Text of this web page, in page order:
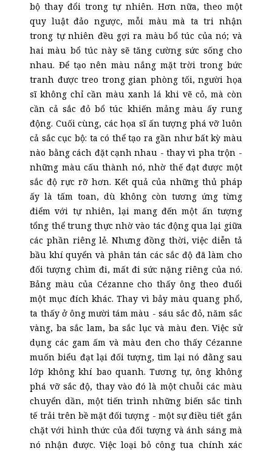
bộ thay đổi trong tự nhiên. Hơn nữa, theo một
quy luật đảo ngược, mỗi màu mà ta tri nhận
trong tự nhiên đều gợi ra màu bổ túc của nó; và
hai màu bổ túc này sẽ tăng cường sức sống cho
nhau. Để tạo nên màu nắng mặt trời trong bức
tranh được treo trong gian phòng tối, người họa
sĩ không chỉ cần màu xanh lá khi vẽ cỏ, mà còn
cần cả sắc đỏ bổ túc khiến mảng màu ấy rung
động. Cuối cùng, các họa sĩ ấn tượng phá vỡ luôn
cả sắccục bộ: ta có thể tạo ra gần như bất kỳ màu
nào bằng cách đặt cạnh nhau - thay vì pha trộn -
những màu cấu thành nó, nhờ thế đạt được một
sắc độ rực rỡ hơn. Kết quả của những thủ pháp
ấy là tấm toan, dù không còn tương ứng từng
điểm với tự nhiên, lại mang đến một ấn tượng
tổng thể trung thực nhờ vào tác động qua lại giữa
các phần riêng lẻ. Nhưng đồng thời, việc diễn tả
bầu khí quyển và phân tán các sắc độ đã làm cho
đối tượng chìm đi, mất đi sức nặng riêng của nó.
Bảng màu của Cézanne cho thấy ông theo đuổi
một mục đích khác. Thay vì bảy màu quang phổ,
ta thấy ở ông mười tám màu - sáu sắc đỏ, năm sắc
vàng, ba sắc lam, ba sắc lục và màu đen. Việc sử
dụng các gam ấm và màu đen cho thấy Cézanne
muốn biểu đạt lại đối tượng, tìm lại nó đằng sau
lớp không khí bao quanh. Tương tự, ông không
phá vỡ sắc độ, thay vào đó là một chuỗi các màu
chuyển dần, một tiến trình những biến sắc tinh
tế trải trên bề mặt đối tượng - một sự điều tiết gắn
chặt với hình thức của đối tượng và ánh sáng mà
nó nhận được. Việc loại bỏ công tua chính xác